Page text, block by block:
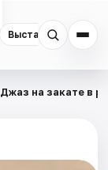
Выставки
Джаз на закате в